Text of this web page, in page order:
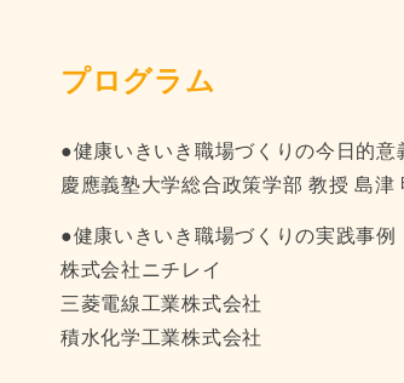
プログラム
●健康いきいき職場づくりの今日的意
慶應義塾大学総合政策学部 教授 島津
●健康いきいき職場づくりの実践事例
株式会社ニチレイ
三菱電線工業株式会社
積水化学工業株式会社